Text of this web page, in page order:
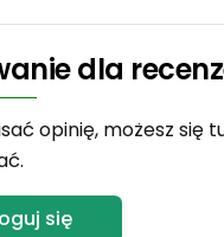
dla
opinię, możesz się
się